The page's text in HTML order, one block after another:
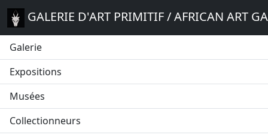
GALERIE D'ART PRIMITIF / AFRICAN ART
Galerie
Expositions
Musées
Collectionneurs